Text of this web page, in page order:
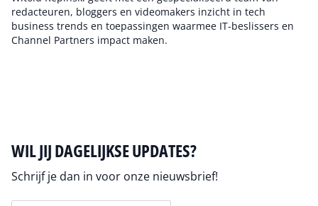
redacteuren, bloggers en videomakers inzicht in tech
business trends en toepassingen waarmee IT-beslissers en
Channel Partners impact maken.
WIL JIJ DAGELIJKSE UPDATES?
Schrijf je dan in voor onze nieuwsbrief!